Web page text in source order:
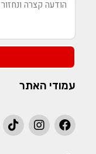
עמודי האתר